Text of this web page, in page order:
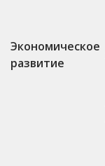
Экономическое
развитие